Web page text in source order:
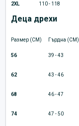
2XL 110 - 118
Деца дрехи
Размер (CM) Гърдна (CM)
56 39 - 43
62 43 - 46
68 46 - 47
74 47 - 50